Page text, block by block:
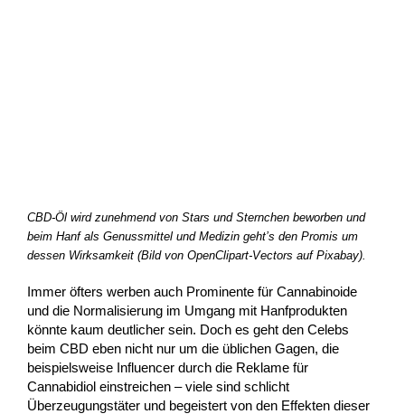
CBD-Öl wird zunehmend von Stars und Sternchen beworben und
beim Hanf als Genussmittel und Medizin geht’s den Promis um
dessen Wirksamkeit (Bild von OpenClipart-Vectors auf Pixabay).
Immer öfters werben auch Prominente für Cannabinoide
und die Normalisierung im Umgang mit Hanfprodukten
könnte kaum deutlicher sein. Doch es geht den Celebs
beim CBD eben nicht nur um die üblichen Gagen, die
beispielsweise Influencer durch die Reklame für
Cannabidiol einstreichen – viele sind schlicht
Überzeugungstäter und begeistert von den Effekten dieser